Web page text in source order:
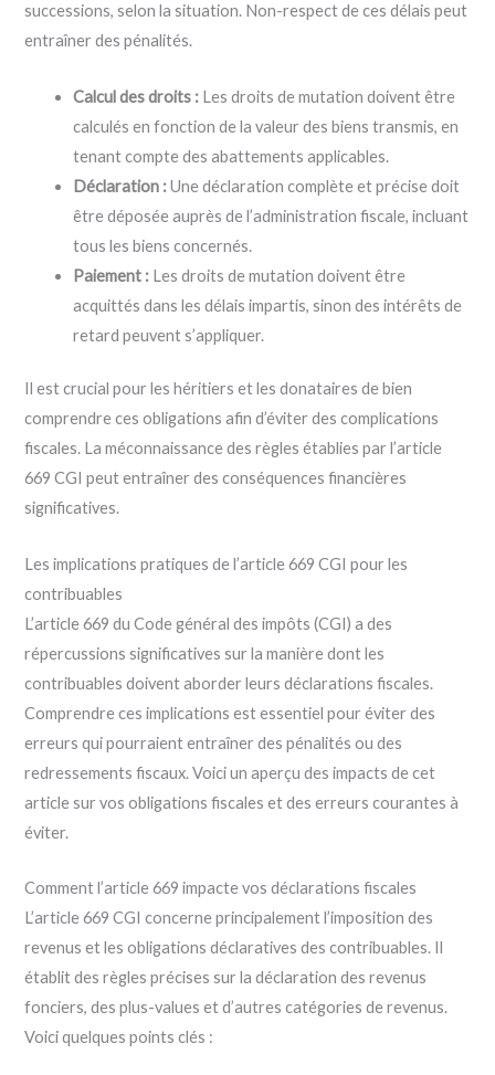
successions, selon la situation. Non-respect de ces délais peut
entraîner des pénalités.
Calcul des droits : Les droits de mutation doivent être
calculés en fonction de la valeur des biens transmis, en
tenant compte des abattements applicables.
Déclaration :Une déclaration complète et précise doit
être déposée auprès de l’administration fiscale, incluant
tous les biens concernés.
Paiement : Les droits de mutation doivent être
acquittés dans les délais impartis, sinon des intérêts de
retard peuvent s’appliquer.
Il est crucial pour les héritiers et les donataires de bien
comprendre ces obligations afin d’éviter des complications
fiscales. La méconnaissance des règles établies par l’article
669 CGI peut entraîner des conséquences financières
significatives.
Les implications pratiques de l’article 669 CGI pour les
contribuables
L’article 669 du Code général des impôts (CGI) a des
répercussions significatives sur la manière dont les
contribuables doivent aborder leurs déclarations fiscales.
Comprendre ces implications est essentiel pour éviter des
erreurs qui pourraient entraîner des pénalités ou des
redressements fiscaux. Voici un aperçu des impacts de cet
article sur vos obligations fiscales et des erreurs courantes à
éviter.
Comment l’article 669 impacte vos déclarations fiscales
L’article 669 CGI concerne principalement l’imposition des
revenus et les obligations déclaratives des contribuables. Il
établit des règles précises sur la déclaration des revenus
fonciers, des plus-values et d’autres catégories de revenus.
Voici quelques points clés :